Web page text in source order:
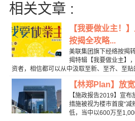
相关文章 :
【我要做业主！
按揭全攻略...
美联集团旗下经络按揭
揭特辑【我要做业主】
资者，相信都可以从中汲取至新、至齐、至贴
【林郑Plan】放
【施政报告2019】宣布
措施被视为楼巿首度“减
低，当中以600万至